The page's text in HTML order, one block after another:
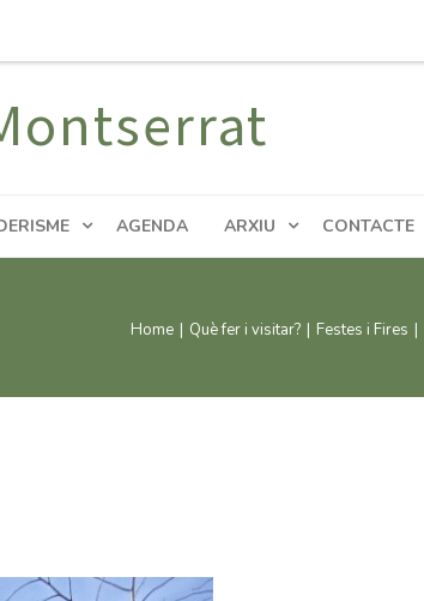
AGENDA ARXIU CONTACTE
Home | Què fer i visitar? | Festes i Fires |